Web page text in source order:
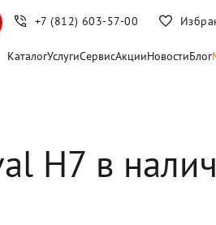
КаталогУслугиСервисАкцииНовостиБлог
+7 (812) 603-57-00
H7 в